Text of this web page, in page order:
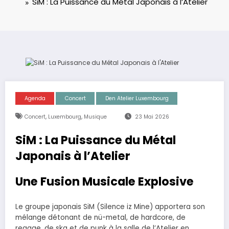
Agenda Concert Den Atelier Luxembourg
Concert, Luxembourg, Musique 23 Mai 2026
SiM : La Puissance du Métal
Japonais à l’Atelier
Une Fusion Musicale Explosive
Le groupe japonais SiM (Silence iz Mine) apportera son
mélange détonant de nü-metal, de hardcore, de